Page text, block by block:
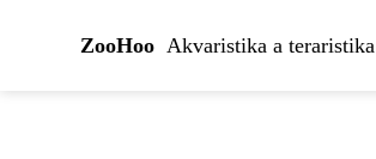
ZooHoo Akvaristika a teraristika